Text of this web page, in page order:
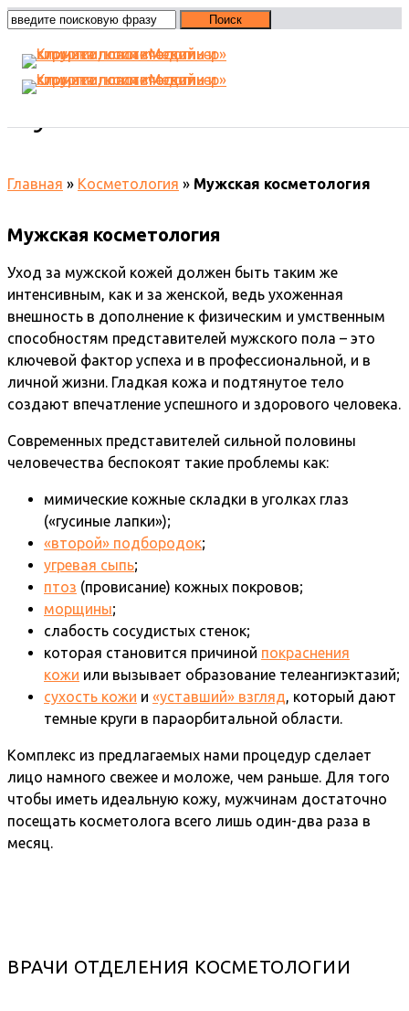
Главная » Косметология » Мужская косметология
Мужская косметология
Уход за мужской кожей должен быть таким же
интенсивным, как и за женской, ведь ухоженная
внешность в дополнение к физическим и умственным
способностям представителей мужского пола – это
ключевой фактор успеха и в профессиональной, и в
личной жизни. Гладкая кожа и подтянутое тело
создают впечатление успешного и здорового человека.
Современных представителей сильной половины
человечества беспокоят такие проблемы как:
мимические кожные складки в уголках глаз
(«гусиные лапки»);
«второй» подбородок;
угревая сыпь;
птоз (провисание) кожных покровов;
морщины;
слабость сосудистых стенок;
которая становится причиной покраснения
кожи или вызывает образование телеангиэктазий;
сухость кожи и «уставший» взгляд, который дают
темные круги в параорбитальной области.
Комплекс из предлагаемых нами процедур сделает
лицо намного свежее и моложе, чем раньше. Для того
чтобы иметь идеальную кожу, мужчинам достаточно
посещать косметолога всего лишь один-два раза в
месяц.
ВРАЧИ ОТДЕЛЕНИЯ КОСМЕТОЛОГИИ